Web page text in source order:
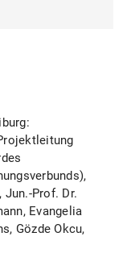
Jun.-Prof. Dr.
Evangelia
Gözde Okcu,